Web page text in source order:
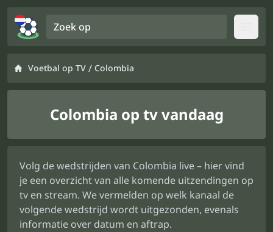
Voetbal op TV / Colombia
Colombia op tv vandaag
Volg de wedstrijden van Colombia live – hier vind
je een overzicht van alle komende uitzendingen op
tv en stream. We vermelden op welk kanaal de
volgende wedstrijd wordt uitgezonden, evenals
informatie over datum en aftrap.